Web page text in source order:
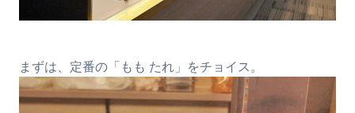
まずは、定番の「もも たれ」をチョイス。